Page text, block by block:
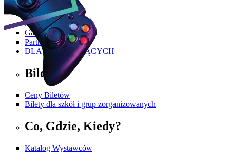
Poznaj PGA
Historia PGA
Zakres Tematyczny
Galeria
Partnerzy i Patroni
DLA ZWIEDZAJĄCYCH
Bilety
Ceny Biletów
Bilety dla szkół i grup zorganizowanych
Co, Gdzie, Kiedy?
Katalog Wystawców